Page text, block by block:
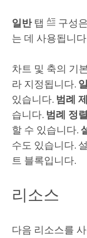
일반탭
구성
는 데 사용됩니
차트 및 축의 기
라 지정됩니다.
있습니다. 범례
습니다. 범례 정렬
할 수 있습니다.
수도 있습니다.
트 블록입니다.
리소스
다음 리소스를